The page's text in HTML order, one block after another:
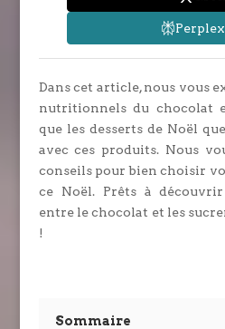
Dans cet article, nous vous
nutritionnels du chocolat
que les desserts de Noël
avec ces produits. Nous
conseils pour bien choisir
ce Noël. Prêts à
entre le chocolat et les
!
Sommaire